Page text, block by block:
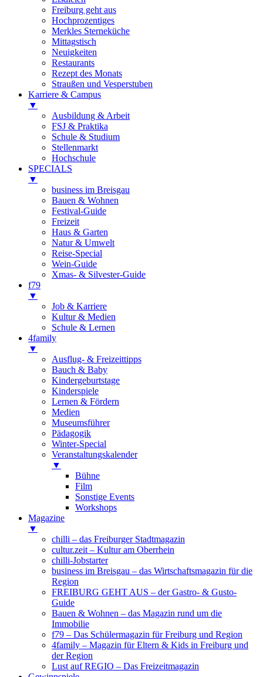
Freiburg geht aus
Hochprozentiges
Merkles Sterneküche
Mittagstisch
Neuigkeiten
Restaurants
Rezept des Monats
Straußen und Vesperstuben
Karriere & Campus
▼
Ausbildung & Arbeit
FSJ & Praktika
Schule & Studium
Stellenmarkt
Hochschule
SPECIALS
▼
business im Breisgau
Bauen & Wohnen
Festival-Guide
Freizeit
Haus & Garten
Natur & Umwelt
Reise-Special
Wein-Guide
Xmas- & Silvester-Guide
f79
▼
Job & Karriere
Kultur & Medien
Schule & Lernen
4family
▼
Ausflug- & Freizeittipps
Bauch & Baby
Kindergeburtstage
Kinderspiele
Lernen & Fördern
Medien
Museumsführer
Pädagogik
Winter-Special
Veranstaltungskalender
▼
Bühne
Film
Sonstige Events
Workshops
Magazine
▼
chilli – das Freiburger Stadtmagazin
cultur.zeit – Kultur am Oberrhein
chilli-Jobstarter
business im Breisgau – das Wirtschaftsmagazin für die
Region
FREIBURG GEHT AUS – der Gastro- & Gusto-
Guide
Bauen & Wohnen – das Magazin rund um die
Immobilie
f79 – Das Schülermagazin für Freiburg und Region
4family – Magazin für Eltern & Kids in Freiburg und
der Region
Lust auf REGIO – Das Freizeitmagazin